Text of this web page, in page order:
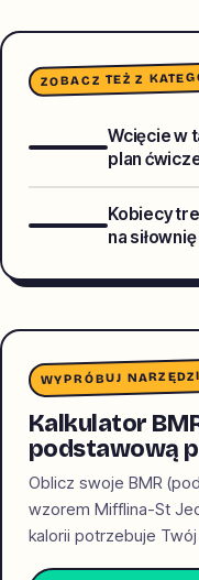
ZOBACZ TEŻ Z
Wcięcie w
plan
Kobiecy
na siłownię
WYPRÓBUJ
Kalkulator
podstawową
Oblicz swoje BMR
wzorem Mifflina-St
kalorii potrzebuje